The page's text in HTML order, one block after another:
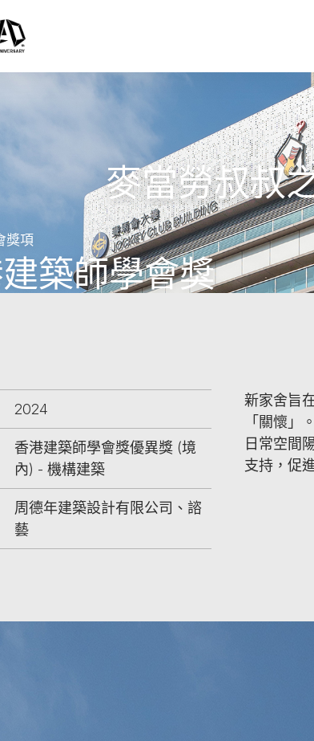
麥當勞叔叔
獎項
築師學會獎
2024
香港建築師學會獎優異獎 (境
內) - 機構建築
周德年建築設計有限公司、諮
藝
新家舍旨
「關懷」
日常空間
支持，促